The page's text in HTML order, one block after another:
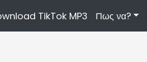
TikTok MP3 Πως να?